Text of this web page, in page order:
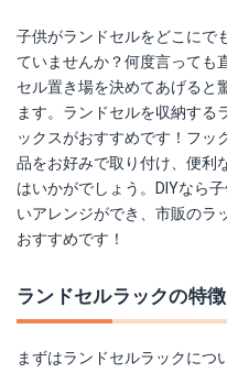
子供がランドセルをどこにで
ていませんか？何度言っても
セル置き場を決めてあげると
ます。ランドセルを収納する
ックスがおすすめです！フッ
品をお好みで取り付け、便利
はいかがでしょう。DIYなら
いアレンジができ、市販のラ
おすすめです！
ランドセルラックの特
まずはランドセルラックにつ